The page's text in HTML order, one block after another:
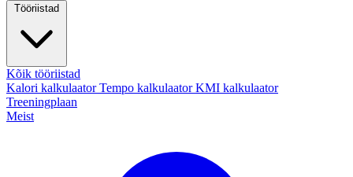
Kõik tööriistad
Kalori kalkulaatorTempo kalkulaatorKMI kalkulaator
Treeningplaan
Meist